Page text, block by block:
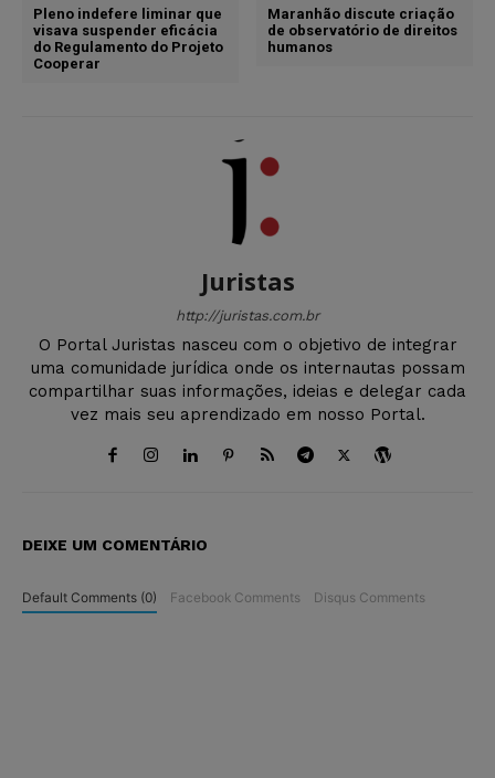
Pleno indefere liminar que
visava suspender eficácia
do Regulamento do Projeto
Cooperar
Maranhão discute criação
de observatório de direitos
humanos
Juristas
http://juristas.com.br
O Portal Juristas nasceu com o objetivo de integrar
uma comunidade jurídica onde os internautas possam
compartilhar suas informações, ideias e delegar cada
vez mais seu aprendizado em nosso Portal.
DEIXE UM COMENTÁRIO
Default Comments (0) Facebook Comments Disqus Comments